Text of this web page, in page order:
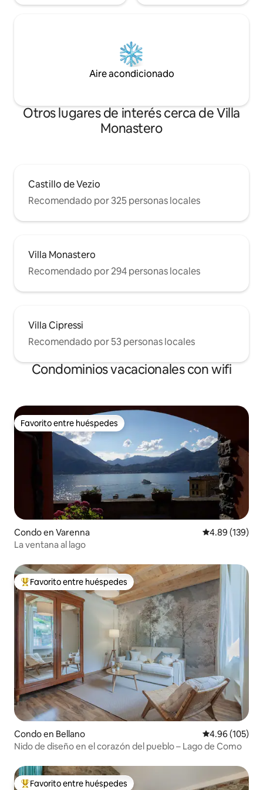
Aire acondicionado
Otros lugares de interés cerca de Villa
Monastero
Castillo de Vezio
Recomendado por 325 personas locales
Villa Monastero
Recomendado por 294 personas locales
Villa Cipressi
Recomendado por 53 personas locales
Condominios vacacionales con wifi
Favorito entre huéspedes
Favorito entre huéspedes
Condo en Varenna Calificación
4.89 (139)
La ventana al lago
Favorito entre huéspedes preferido
Favorito entre huéspedes
Condo en Bellano Calificación
4.96 (105)
Nido de diseño en el corazón del pueblo – Lago de Como
Favorito entre huéspedes